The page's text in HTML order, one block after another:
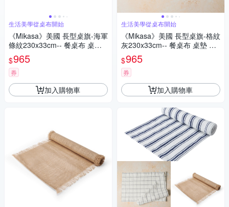
生活美學從桌布開始
《Mikasa》美國 長型桌旗-海軍
條紋230x33cm-- 餐桌布 桌墊
桌巾
$965
券
加入購物車
生活美學從桌布開始
《Mikasa》美國 長型桌旗-格紋
灰230x33cm-- 餐桌布 桌墊 桌
巾
$965
券
加入購物車